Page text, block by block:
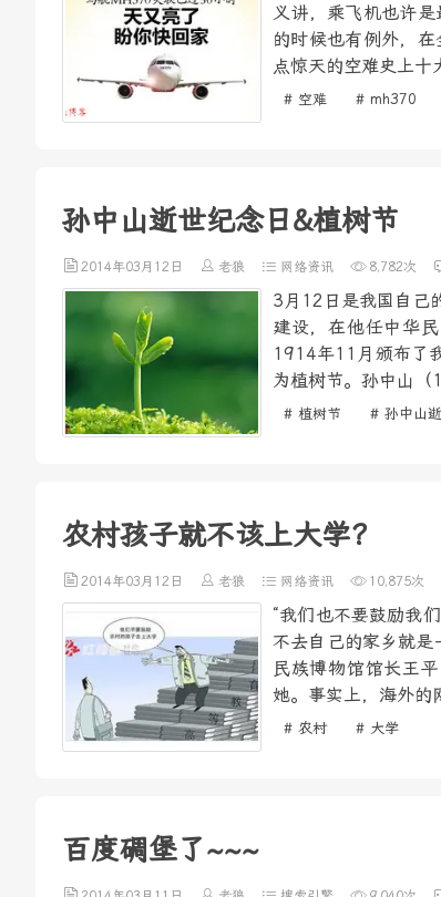
义讲，乘飞机也许
的时候也有例外，
点惊天的空难史上
# 空难 # mh370
孙中山逝世纪念日&植树节
2014年03月12日 老狼 网络资讯 8,782次
3月12日是我国自己
建设，在他任中华
1914年11月颁布了
为植树节。孙中山
# 植树节 # 孙中山
农村孩子就不该上大学？
2014年03月12日 老狼 网络资讯 10,875次
“我们也不要鼓励我
不去自己的家乡就是
民族博物馆馆长王
她。事实上，海外的
# 农村 # 大学
百度碉堡了~~~